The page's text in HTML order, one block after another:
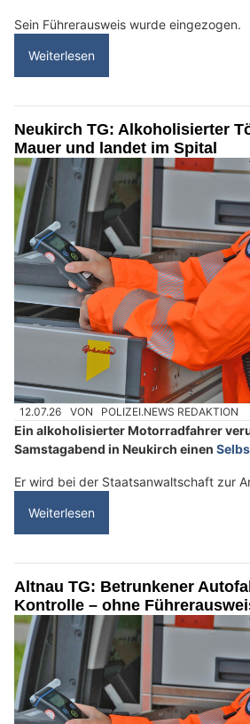
Sein Führerausweis wurde eingezogen.
Weiterlesen
Neukirch TG: Alkoholisierter
Mauer und landet im Spital
12.07.26 VON POLIZEI.NEWS REDAKTION
Ein alkoholisierter Motorradfahrer
Samstagabend in Neukirch einen
Er wird bei der Staatsanwaltschaft zur
Weiterlesen
Altnau TG: Betrunkener
Kontrolle – ohne